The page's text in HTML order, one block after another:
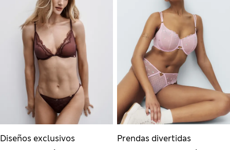
Diseños exclusivos
Prendas divertidas